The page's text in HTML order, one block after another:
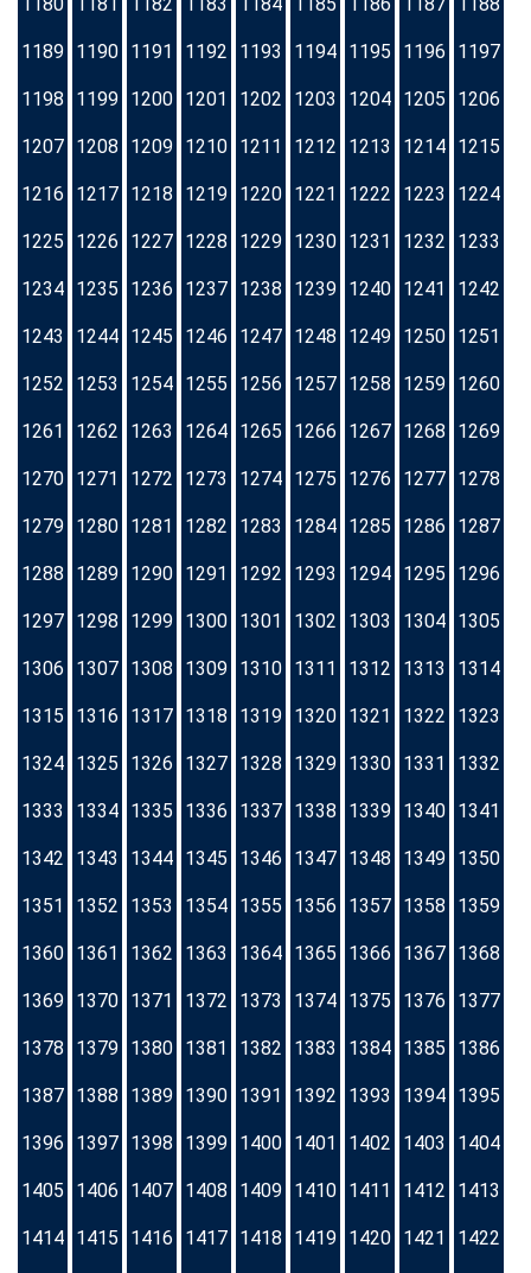
1189 1190 1191 1192 1193 1194 1195 1196 1197
1198 1199 1200 1201 1202 1203 1204 1205 1206
1207 1208 1209 1210 1211 1212 1213 1214 1215
1216 1217 1218 1219 1220 1221 1222 1223 1224
1225 1226 1227 1228 1229 1230 1231 1232 1233
1234 1235 1236 1237 1238 1239 1240 1241 1242
1243 1244 1245 1246 1247 1248 1249 1250 1251
1252 1253 1254 1255 1256 1257 1258 1259 1260
1261 1262 1263 1264 1265 1266 1267 1268 1269
1270 1271 1272 1273 1274 1275 1276 1277 1278
1279 1280 1281 1282 1283 1284 1285 1286 1287
1288 1289 1290 1291 1292 1293 1294 1295 1296
1297 1298 1299 1300 1301 1302 1303 1304 1305
1306 1307 1308 1309 1310 1311 1312 1313 1314
1315 1316 1317 1318 1319 1320 1321 1322 1323
1324 1325 1326 1327 1328 1329 1330 1331 1332
1333 1334 1335 1336 1337 1338 1339 1340 1341
1342 1343 1344 1345 1346 1347 1348 1349 1350
1351 1352 1353 1354 1355 1356 1357 1358 1359
1360 1361 1362 1363 1364 1365 1366 1367 1368
1369 1370 1371 1372 1373 1374 1375 1376 1377
1378 1379 1380 1381 1382 1383 1384 1385 1386
1387 1388 1389 1390 1391 1392 1393 1394 1395
1396 1397 1398 1399 1400 1401 1402 1403 1404
1405 1406 1407 1408 1409 1410 1411 1412 1413
1414 1415 1416 1417 1418 1419 1420 1421 1422